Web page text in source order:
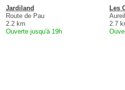
Jardiland
Route de Pau
2.2 km
Ouverte jusqu'à 19h
Les
2.7